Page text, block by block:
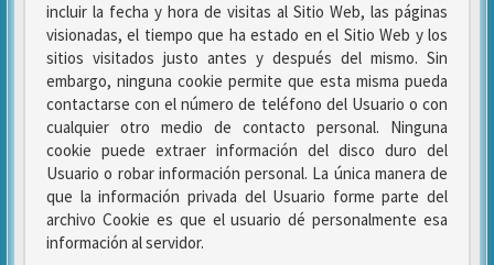
incluir la fecha y hora de visitas al Sitio Web, las páginas
visionadas, el tiempo que ha estado en el Sitio Web y los
sitios visitados justo antes y después del mismo. Sin
embargo, ninguna cookie permite que esta misma pueda
contactarse con el número de teléfono del Usuario o con
cualquier otro medio de contacto personal. Ninguna
cookie puede extraer información del disco duro del
Usuario o robar información personal. La única manera de
que la información privada del Usuario forme parte del
archivo Cookie es que el usuario dé personalmente esa
información al servidor.